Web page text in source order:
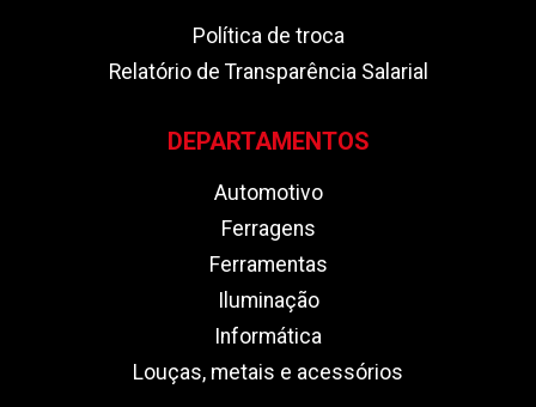
Política de troca
Relatório de Transparência Salarial
DEPARTAMENTOS
Automotivo
Ferragens
Ferramentas
Iluminação
Informática
Louças, metais e acessórios